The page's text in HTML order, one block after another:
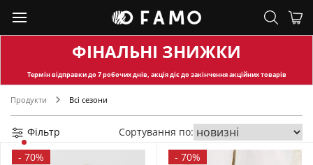
ФІНАЛЬНІ ЗНИЖКИ
Термін відправкидо 7 робочих днів, акція діє до закінчення акційних товарів
Продукти Всі сезони
Фільтр
Сортування по:
- 70% - 70%